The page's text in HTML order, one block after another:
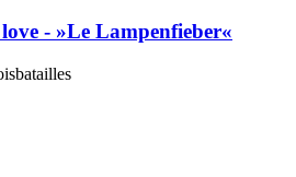
- »Le Lampenfieber«